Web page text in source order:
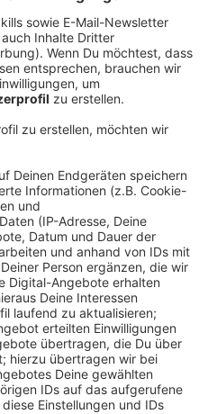
- egal, wie weit die
werden. Auch an
die üblichen Regeln,
Maskenpflicht,
desinfizieren. Auch
Regeln. Am Flughafen
man nur noch ein
Flieger nehmen. Und mit
oder kleine Rucksäcke
dabei, kann man
und umgekehrt.
Maßnahmen, die
Airline unterschiedlich
sollte man also checken,